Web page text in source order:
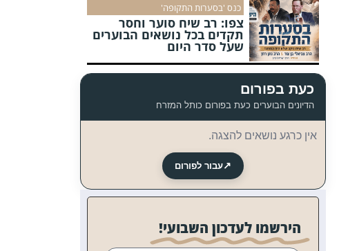
כנס 'בסערות התקופה'
צפו: רב שיח סוער וחסר
תקדים בכל נושאים הבוערים
שעל סדר היום
כעת בפורום
הדיונים הבוערים כעת בפורום כותל המזרח
אין כרגע נושאים להצגה.
↗עבור לפורום
הירשמו לעדכון השבועי!